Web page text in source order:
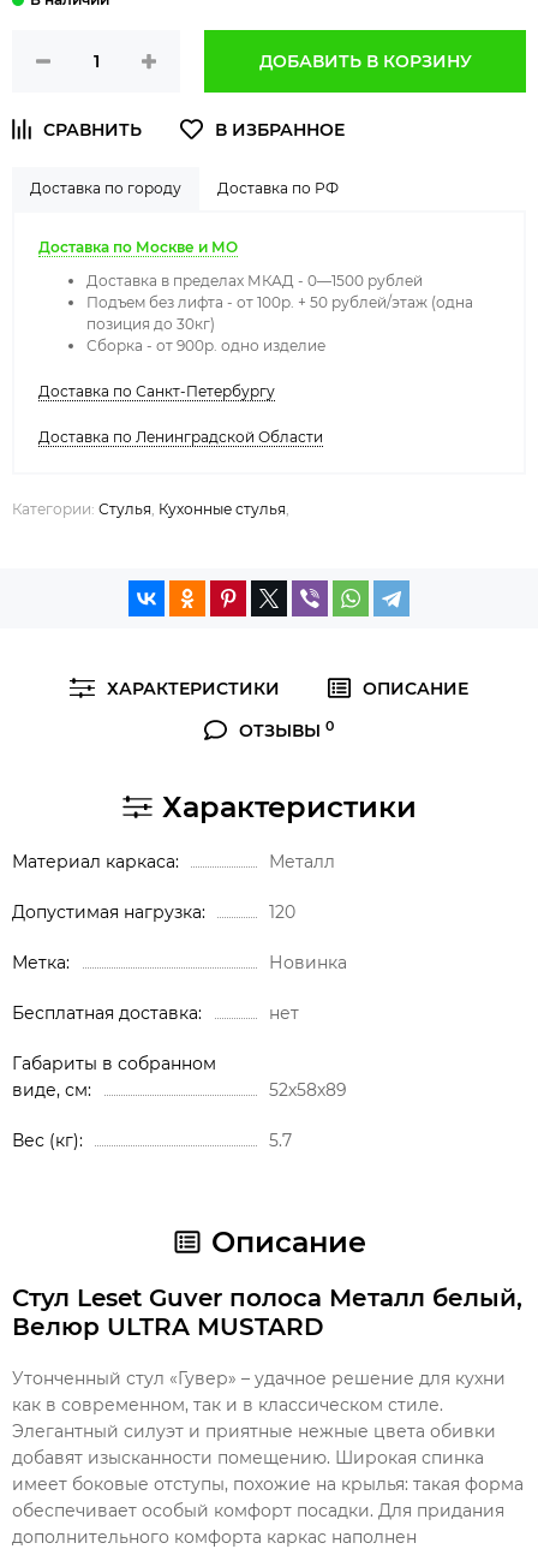
ДОБАВИТЬ В КОРЗИНУ
Доставка по городу Доставка по РФ
Доставка по Москве и МО
Доставка в пределах МКАД - 0—1500 рублей
Подъем без лифта - от 100р. + 50 рублей/этаж (одна
позиция до 30кг)
Сборка - от 900р. одно изделие
Доставка по Санкт-Петербургу
Доставка по Ленинградской Области
Категории: Стулья Кухонные стулья
ХАРАКТЕРИСТИКИ
ОПИСАНИЕ
ОТЗЫВЫ 0
Характеристики
Материал каркаса Металл
Допустимая нагрузка 120
Метка Новинка
Бесплатная доставка нет
Габариты в собранном
виде, см
52х58х89
Вес (кг) 5.7
Описание
Стул Leset Guver полоса Металл белый,
Велюр ULTRA MUSTARD
Утонченный стул «Гувер» – удачное решение для кухни
как в современном, так и в классическом стиле.
Элегантный силуэт и приятные нежные цвета обивки
добавят изысканности помещению. Широкая спинка
имеет боковые отступы, похожие на крылья: такая форма
обеспечивает особый комфорт посадки. Для придания
дополнительного комфорта каркас наполнен